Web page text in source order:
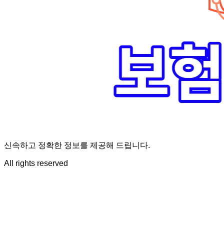
신속하고 정확한 정보를 제공해 드립니다.
All rights reserved